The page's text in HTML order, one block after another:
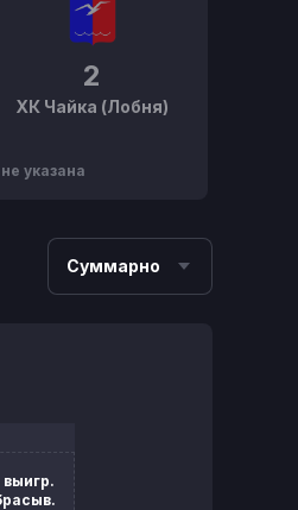
2
ХК Чайка (Лобня)
указана
Суммарно
выигр.